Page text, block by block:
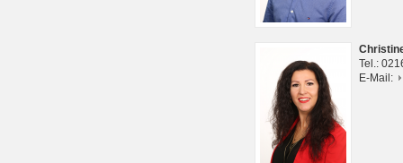
Tel.:
E-Mail: